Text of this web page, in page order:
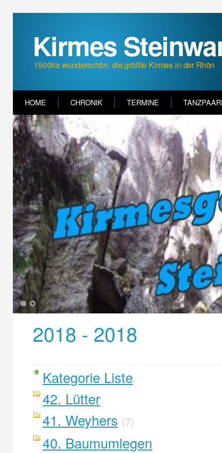
Kirmes
1500ha wunderschön, die größte Kirmes in der Rhön
HOME CHRONIK TERMINE
2
2018 - 2018
Kategorie Liste
42. Lütter
41. Weyhers (7)
40. Baumumlegen